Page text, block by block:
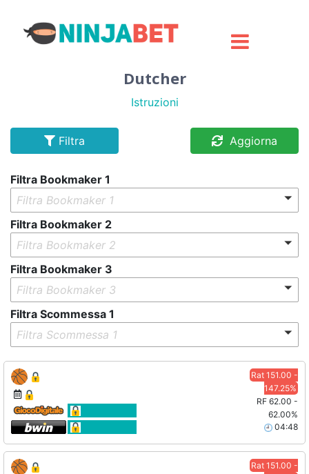
Dutcher
Istruzioni
Filtra Aggiorna
Filtra Bookmaker 1
Filtra Bookmaker 1
Filtra Bookmaker 2
Filtra Bookmaker 2
Filtra Bookmaker 3
Filtra Bookmaker 3
Filtra Scommessa 1
Filtra Scommessa 1
Rat 151.00 -
147.25%
RF 62.00 -
62.00%
04:48
Rat 151.00 -